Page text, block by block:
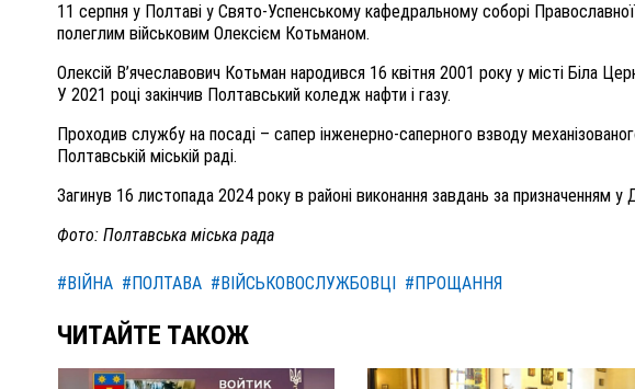
11 серпня у Полтаві у Свято-Успенському кафедральному соборі
полеглим військовим Олексієм Котьманом.
Олексій В’ячеславович Котьман народився 16 квітня 2001 року у місті Біла
У 2021 році закінчив Полтавський коледж нафти і газу.
Проходив службу на посаді – сапер інженерно-саперного взводу
Полтавській міській раді.
Загинув 16 листопада 2024 року в районі виконання завдань за призначенням у
Фото: Полтавська міська рада
#ВІЙНА #ПОЛТАВА #ВІЙСЬКОВОСЛУЖБОВЦІ #ПРОЩАННЯ
ЧИТАЙТЕ ТАКОЖ